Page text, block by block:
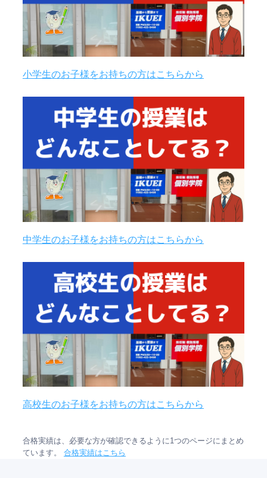
小学生のお子様をお持ちの方はこちらから
中学生のお子様をお持ちの方はこちらから
高校生のお子様をお持ちの方はこちらから
合格実績は、必要な方が確認できるように1つのページにまとめ
ています。 合格実績はこちら